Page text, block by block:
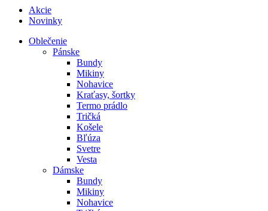
Akcie
Novinky
Oblečenie
Pánske
Bundy
Mikiny
Nohavice
Kraťasy, šortky
Termo prádlo
Tričká
Košele
Bľúza
Svetre
Vesta
Dámske
Bundy
Mikiny
Nohavice